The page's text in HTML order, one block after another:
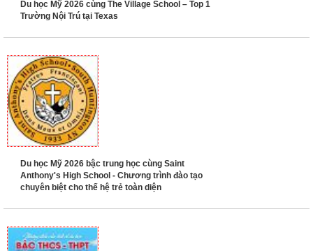
Du học Mỹ 2026 cùng The Village School – Top 1
Trường Nội Trú tại Texas
Du học Mỹ 2026 bậc trung học cùng Saint
Anthony's High School - Chương trình đào tạo
chuyên biệt cho thế hệ trẻ toàn diện